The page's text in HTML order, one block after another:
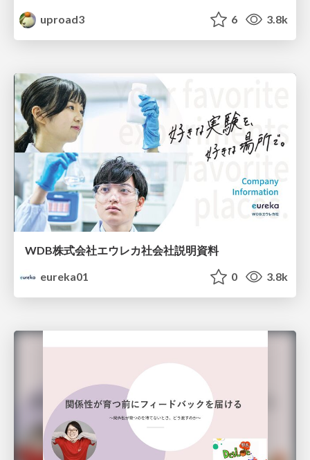
uproad3
6 3.8k
WDB株式会社エウレカ社会社説明資料
eureka01
0 3.8k